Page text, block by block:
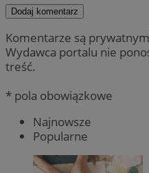
Dodaj komentarz
Komentarze są
Wydawca portalu nie
treść.
* pola obowiązkowe
Najnowsze
Popularne